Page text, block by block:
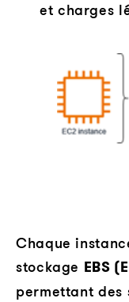
et charges
Chaque
stockage EBS
permettant des